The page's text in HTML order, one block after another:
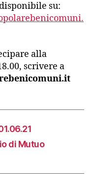
su:
alla
scrivere a
di Mutuo